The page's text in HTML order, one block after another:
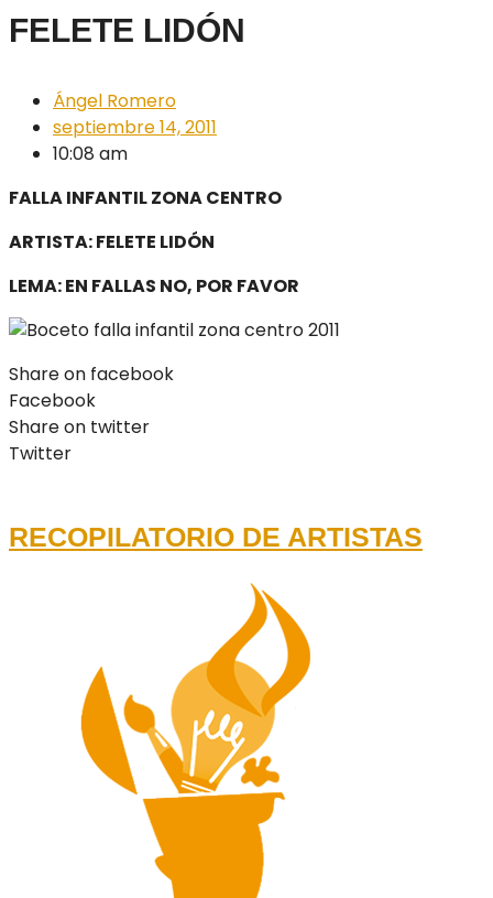
FELETE LIDÓN
Ángel Romero
septiembre 14, 2011
10:08 am
FALLA INFANTIL ZONA CENTRO
ARTISTA: FELETE LIDÓN
LEMA: EN FALLAS NO, POR FAVOR
Share on facebook
Facebook
Share on twitter
Twitter
RECOPILATORIO DE ARTISTAS